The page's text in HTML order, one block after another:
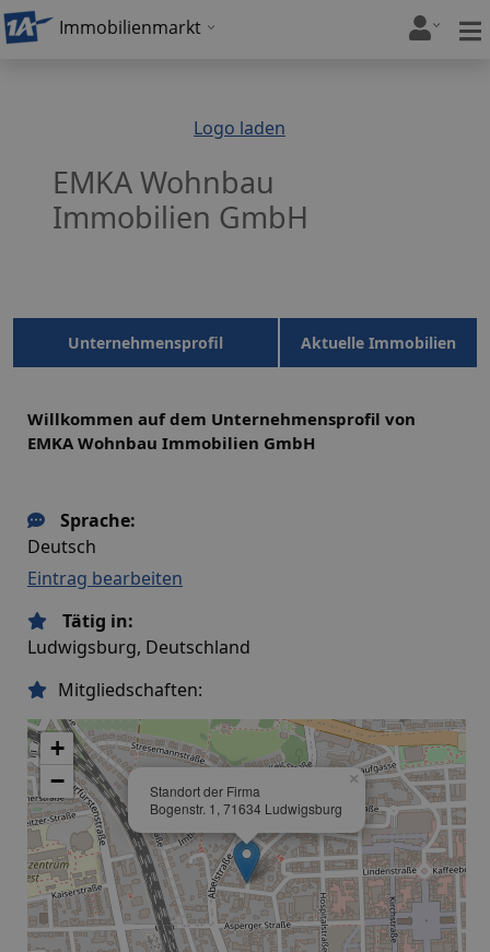
Immobilienmarkt
Logo laden
EMKA Wohnbau
Immobilien GmbH
Unternehmensprofil Aktuelle Immobilien
Willkommen auf dem Unternehmensprofil von
EMKA Wohnbau Immobilien GmbH
Sprache:
Deutsch
Eintrag bearbeiten
Tätig in:
Ludwigsburg, Deutschland
Mitgliedschaften:
Standort der Firma
Bogenstr. 1, 71634 Ludwigsburg
×
+
−